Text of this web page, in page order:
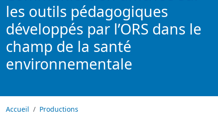
les outils pédagogiques
développés par l’ORS dans le
champ de la santé
environnementale
Accueil Productions